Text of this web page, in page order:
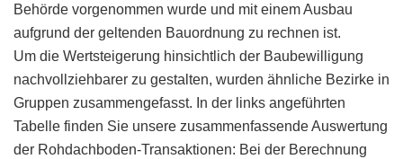
Behörde vorgenommen wurde und mit einem Ausbau
aufgrund der geltenden Bauordnung zu rechnen ist.
Um die Wertsteigerung hinsichtlich der Baubewilligung
nachvollziehbarer zu gestalten, wurden ähnliche Bezirke in
Gruppen zusammengefasst. In der links angeführten
Tabelle finden Sie unsere zusammenfassende Auswertung
der Rohdachboden-Transaktionen: Bei der Berechnung